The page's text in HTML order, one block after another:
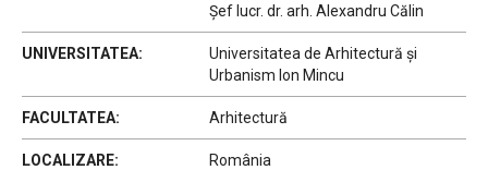
Șef lucr. dr. arh. Alexandru Călin
UNIVERSITATEA:
Universitatea de Arhitectură și
Urbanism Ion Mincu
FACULTATEA: Arhitectură
LOCALIZARE: România